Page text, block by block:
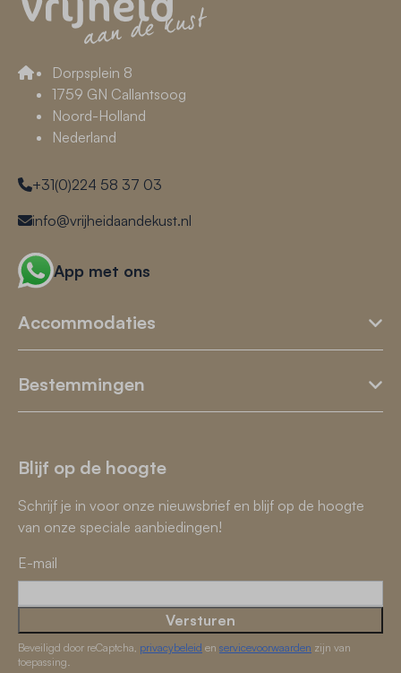
Dorpsplein 8
1759 GN Callantsoog
Noord-Holland
Nederland
+31(0)224 58 37 03
info@vrijheidaandekust.nl
App met ons
Accommodaties
Bestemmingen
Blijf op de hoogte
Schrijf je in voor onze nieuwsbrief en blijf op de hoogte
van onze speciale aanbiedingen!
E-mail
Versturen
Beveiligd door reCaptcha, privacybeleid en servicevoorwaarden zijn van
toepassing.